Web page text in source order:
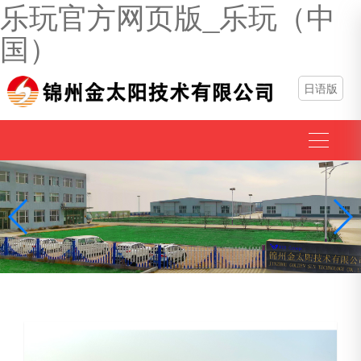
乐玩官方网页版_乐玩（中
国）
日语版